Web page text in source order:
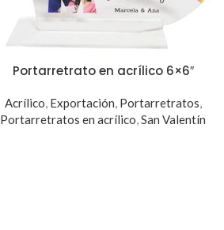
Portarretrato en acrílico 6×6″
Acrílico, Exportación, Portarretratos,
Portarretratos en acrílico,San Valentín